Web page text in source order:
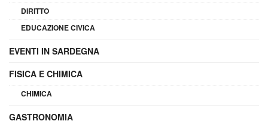
DIRITTO
EDUCAZIONE CIVICA
EVENTI IN SARDEGNA
FISICA E CHIMICA
CHIMICA
GASTRONOMIA